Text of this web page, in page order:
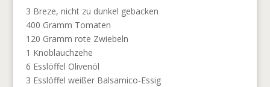
3 Breze, nicht zu dunkel gebacken
400 Gramm Tomaten
120 Gramm rote Zwiebeln
1 Knoblauchzehe
6 Esslöffel Olivenöl
3 Esslöffel weißer Balsamico-Essig